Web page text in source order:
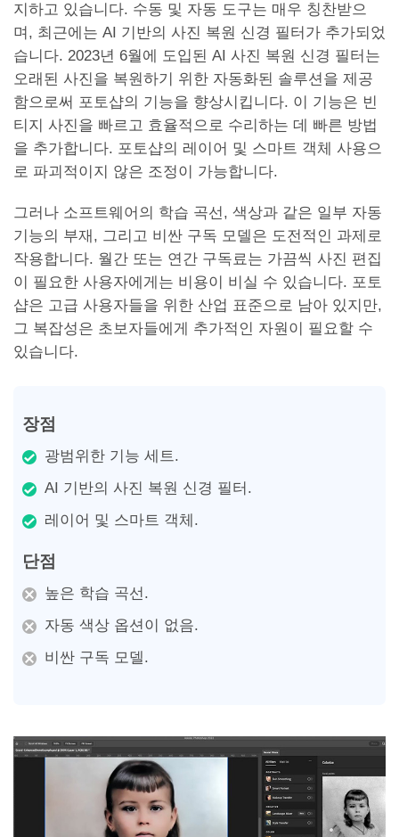
지하고 있습니다. 수동 및 자동 도구는 매우 칭찬받으
며, 최근에는 AI 기반의 사진 복원 신경 필터가 추가되었
습니다. 2023년 6월에 도입된 AI 사진 복원 신경 필터는
오래된 사진을 복원하기 위한 자동화된 솔루션을 제공
함으로써 포토샵의 기능을 향상시킵니다. 이 기능은 빈
티지 사진을 빠르고 효율적으로 수리하는 데 빠른 방법
을 추가합니다. 포토샵의 레이어 및 스마트 객체 사용으
로 파괴적이지 않은 조정이 가능합니다.
그러나 소프트웨어의 학습 곡선, 색상과 같은 일부 자동
기능의 부재, 그리고 비싼 구독 모델은 도전적인 과제로
작용합니다. 월간 또는 연간 구독료는 가끔씩 사진 편집
이 필요한 사용자에게는 비용이 비실 수 있습니다. 포토
샵은 고급 사용자들을 위한 산업 표준으로 남아 있지만,
그 복잡성은 초보자들에게 추가적인 자원이 필요할 수
있습니다.
장점
광범위한 기능 세트.
AI 기반의 사진 복원 신경 필터.
레이어 및 스마트 객체.
단점
높은 학습 곡선.
자동 색상 옵션이 없음.
비싼 구독 모델.